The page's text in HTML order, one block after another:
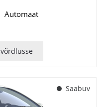
Automaat
Saabuv